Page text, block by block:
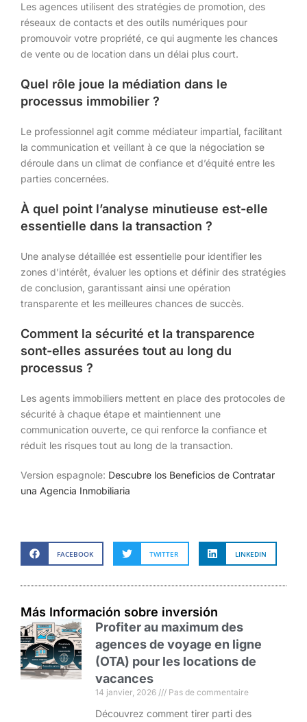
Les agences utilisent des stratégies de promotion, des
réseaux de contacts et des outils numériques pour
promouvoir votre propriété, ce qui augmente les chances
de vente ou de location dans un délai plus court.
Quel rôle joue la médiation dans le
processus immobilier ?
Le professionnel agit comme médiateur impartial, facilitant
la communication et veillant à ce que la négociation se
déroule dans un climat de confiance et d’équité entre les
parties concernées.
À quel point l’analyse minutieuse est-elle
essentielle dans la transaction ?
Une analyse détaillée est essentielle pour identifier les
zones d’intérêt, évaluer les options et définir des stratégies
de conclusion, garantissant ainsi une opération
transparente et les meilleures chances de succès.
Comment la sécurité et la transparence
sont-elles assurées tout au long du
processus ?
Les agents immobiliers mettent en place des protocoles de
sécurité à chaque étape et maintiennent une
communication ouverte, ce qui renforce la confiance et
réduit les risques tout au long de la transaction.
Version espagnole: Descubre los Beneficios de Contratar
una Agencia Inmobiliaria
FACEBOOK TWITTER LINKEDIN
Más Información sobre inversión
Profiter au maximum des
agences de voyage en ligne
(OTA) pour les locations de
vacances
14 janvier, 2026 Pas de commentaire
Découvrez comment tirer parti des